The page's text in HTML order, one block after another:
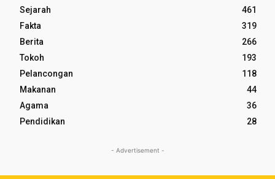
Sejarah
461
Fakta
319
Berita
266
Tokoh
193
Pelancongan
118
Makanan
44
Agama
36
Pendidikan
28
- Advertisement -